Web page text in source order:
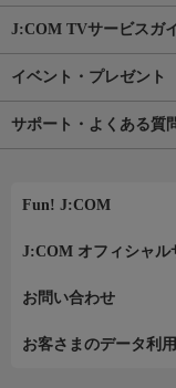
J:COM TVサービスガ
イベント・プレゼント
サポート・よくある質
Fun! J:COM
J:COM オフィシャル
お問い合わせ
お客さまのデータ利